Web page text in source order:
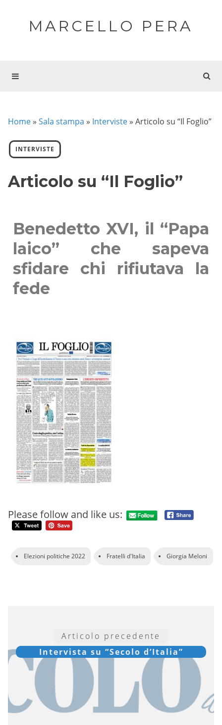
MARCELLO PERA
Home » Sala stampa » Interviste » Articolo su “Il Foglio”
INTERVISTE
Articolo su “Il Foglio”
Benedetto XVI, il “Papa
laico” che sapeva
sfidare chi rifiutava la
fede
Please follow and like us:
Elezioni politiche 2022 Fratelli d'Italia Giorgia Meloni
Articolo precedente
Intervista su “Secolo d’Italia”